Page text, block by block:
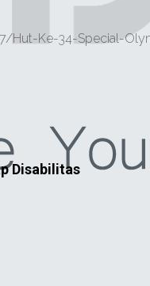
Ke-34-Special-
Disabilitas